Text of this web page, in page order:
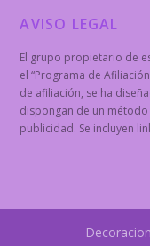
AVISO LEGAL
El grupo propietario de
el “Programa de
de afiliación, se ha
dispongan de un
publicidad. Se incluyen